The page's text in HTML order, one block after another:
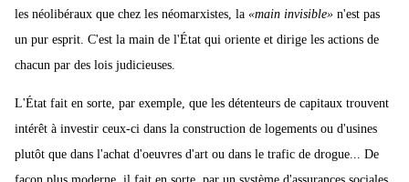
les néolibéraux que chez les néomarxistes, la «main invisible» n'est pas
un pur esprit. C'est la main de l'État qui oriente et dirige les actions de
chacun par des lois judicieuses.
L'État fait en sorte, par exemple, que les détenteurs de capitaux trouvent
intérêt à investir ceux-ci dans la construction de logements ou d'usines
plutôt que dans l'achat d'oeuvres d'art ou dans le trafic de drogue... De